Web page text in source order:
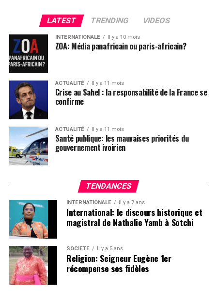
comments
LATEST TRENDING VIDEOS
INTERNATIONALE Il y a 10 mois
ZOA: Média panafricain ou paris-africain?
ACTUALITÉ Il y a 11 mois
Crise au Sahel : la responsabilité de la France se
confirme
ACTUALITÉ Il y a 11 mois
Santé publique: les mauvaises priorités du
gouvernement ivoirien
TENDANCES
INTERNATIONALE Il y a 7 ans
International: le discours historique et
magistral de Nathalie Yamb à Sotchi
SOCIETE Il y a 5 ans
Religion: Seigneur Eugène 1er
récompense ses fidèles